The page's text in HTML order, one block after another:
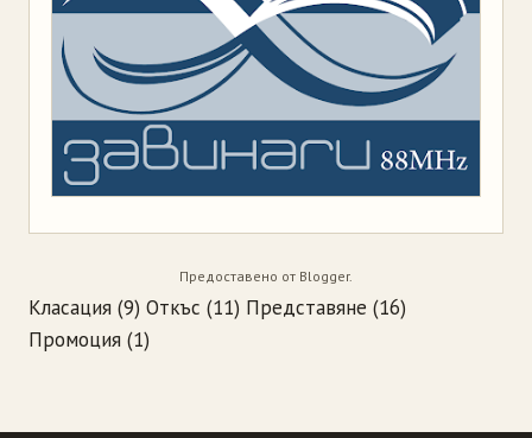
Предоставено от Blogger.
Класация (9) Откъс (11) Представяне (16)
Промоция (1)